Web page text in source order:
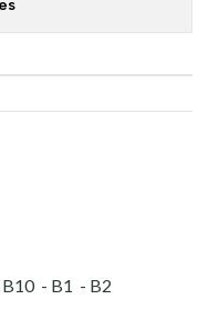
- B1 - B2